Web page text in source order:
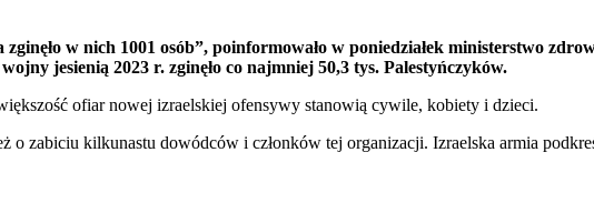
w nich 1001 osób”, poinformowało w poniedziałek ministerstwo
jesienią 2023 r. zginęło co najmniej 50,3 tys. Palestyńczyków.
ofiar nowej izraelskiej ofensywy stanowią cywile, kobiety i dzieci.
zabiciu kilkunastu dowódców i członków tej organizacji. Izraelska armia